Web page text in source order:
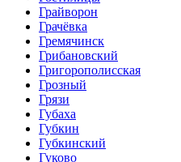
Грайворон
Грачёвка
Гремячинск
Грибановский
Григорополисская
Грозный
Грязи
Губаха
Губкин
Губкинский
Гуково